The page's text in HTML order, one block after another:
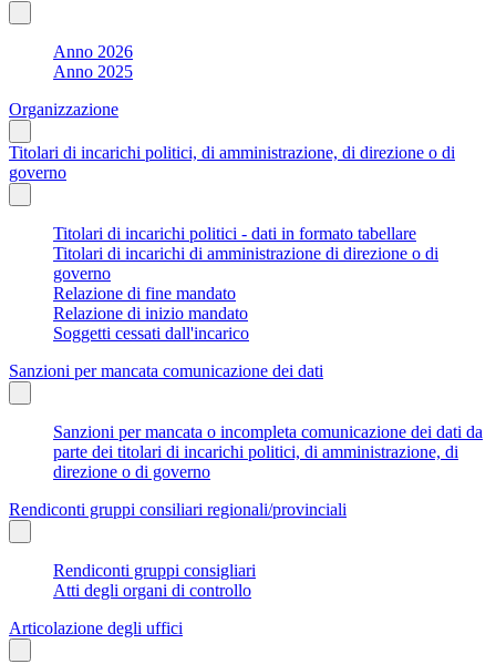
Anno 2026
Anno 2025
Organizzazione
Titolari di incarichi politici, di amministrazione, di direzione o di
governo
Titolari di incarichi politici - dati in formato tabellare
Titolari di incarichi di amministrazione di direzione o di
governo
Relazione di fine mandato
Relazione di inizio mandato
Soggetti cessati dall'incarico
Sanzioni per mancata comunicazione dei dati
Sanzioni per mancata o incompleta comunicazione dei dati da
parte dei titolari di incarichi politici, di amministrazione, di
direzione o di governo
Rendiconti gruppi consiliari regionali/provinciali
Rendiconti gruppi consigliari
Atti degli organi di controllo
Articolazione degli uffici